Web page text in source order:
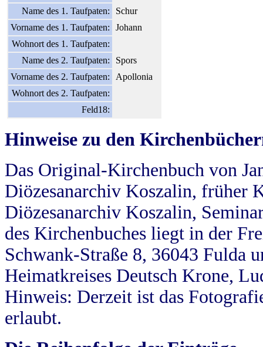
Name des 1. Taufpaten:
Schur
Vorname des 1. Taufpaten:
Johann
Wohnort des 1. Taufpaten:
Name des 2. Taufpaten:
Spors
Vorname des 2. Taufpaten:
Apollonia
Wohnort des 2. Taufpaten:
Feld18:
Hinweise zu den
Das Original-Kirchenbuch von
Diözesanarchiv Koszalin, früher
Diözesanarchiv Koszalin,
des Kirchenbuches liegt in der
Schwank-Straße 8, 36043 Fulda
Heimatkreises Deutsch Krone,
Hinweis: Derzeit ist das
erlaubt.